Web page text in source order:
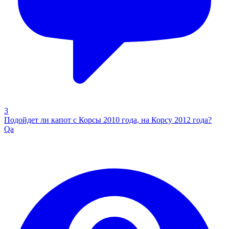
3
Подойдет ли капот с Корсы 2010 года, на Корсу 2012 года?
Qa